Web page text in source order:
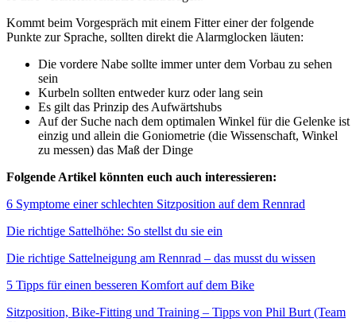
Kommt beim Vorgespräch mit einem Fitter einer der folgende
Punkte zur Sprache, sollten direkt die Alarmglocken läuten:
Die vordere Nabe sollte immer unter dem Vorbau zu sehen
sein
Kurbeln sollten entweder kurz oder lang sein
Es gilt das Prinzip des Aufwärtshubs
Auf der Suche nach dem optimalen Winkel für die Gelenke ist
einzig und allein die Goniometrie (die Wissenschaft, Winkel
zu messen) das Maß der Dinge
Folgende Artikel könnten euch auch interessieren:
6 Symptome einer schlechten Sitzposition auf dem Rennrad
Die richtige Sattelhöhe: So stellst du sie ein
Die richtige Sattelneigung am Rennrad – das musst du wissen
5 Tipps für einen besseren Komfort auf dem Bike
Sitzposition, Bike-Fitting und Training – Tipps von Phil Burt (Team